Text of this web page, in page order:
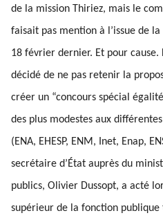
de la mission Thiriez, mais le
faisait pas mention à l’issue de
18 février dernier. Et pour
décidé de ne pas retenir la
créer un “concours spécial
des plus modestes aux
(ENA, EHESP, ENM, Inet, Enap,
secrétaire d’État auprès du
publics, Olivier Dussopt, a acté
supérieur de la fonction